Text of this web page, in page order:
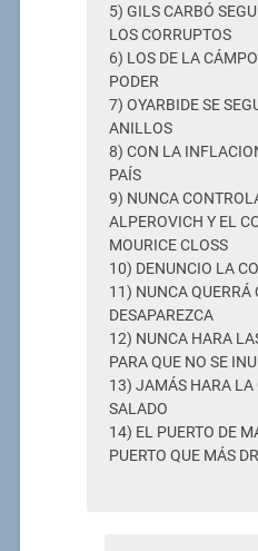
5) GILS CARBÓ
LOS CORRUPTOS
6) LOS DE LA
PODER
7) OYARBIDE SE
ANILLOS
8) CON LA
PAÍS
9) NUNCA
ALPEROVICH Y EL
MOURICE CLOSS
10) DENUNCIO LA
11) NUNCA QUERRÁ
DESAPAREZCA
12) NUNCA HARA
PARA QUE NO SE
13) JAMÁS HARA
SALADO
14) EL PUERTO DE
PUERTO QUE MÁS